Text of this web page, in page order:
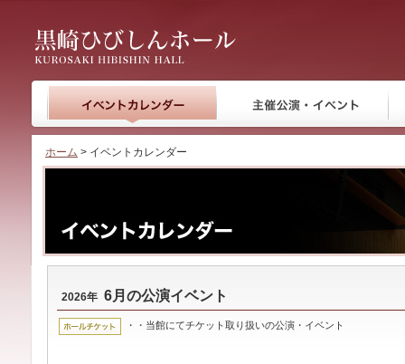
黒崎ひびしんホール
ホーム > イベントカレンダー
2026年 6月の公演イベント
・・当館にてチケット取り扱いの公演・イベント